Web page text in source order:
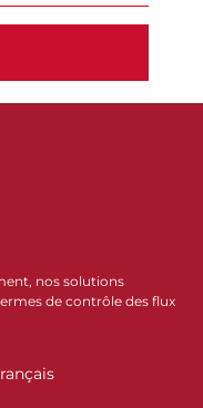
nos solutions
de contrôle des flux